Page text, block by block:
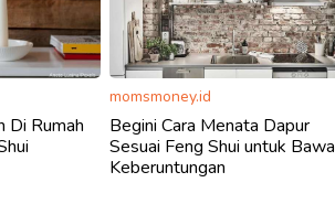
Di Rumah
momsmoney.id
Begini Cara Menata Dapur
Sesuai Feng Shui untuk Bawa
Keberuntungan